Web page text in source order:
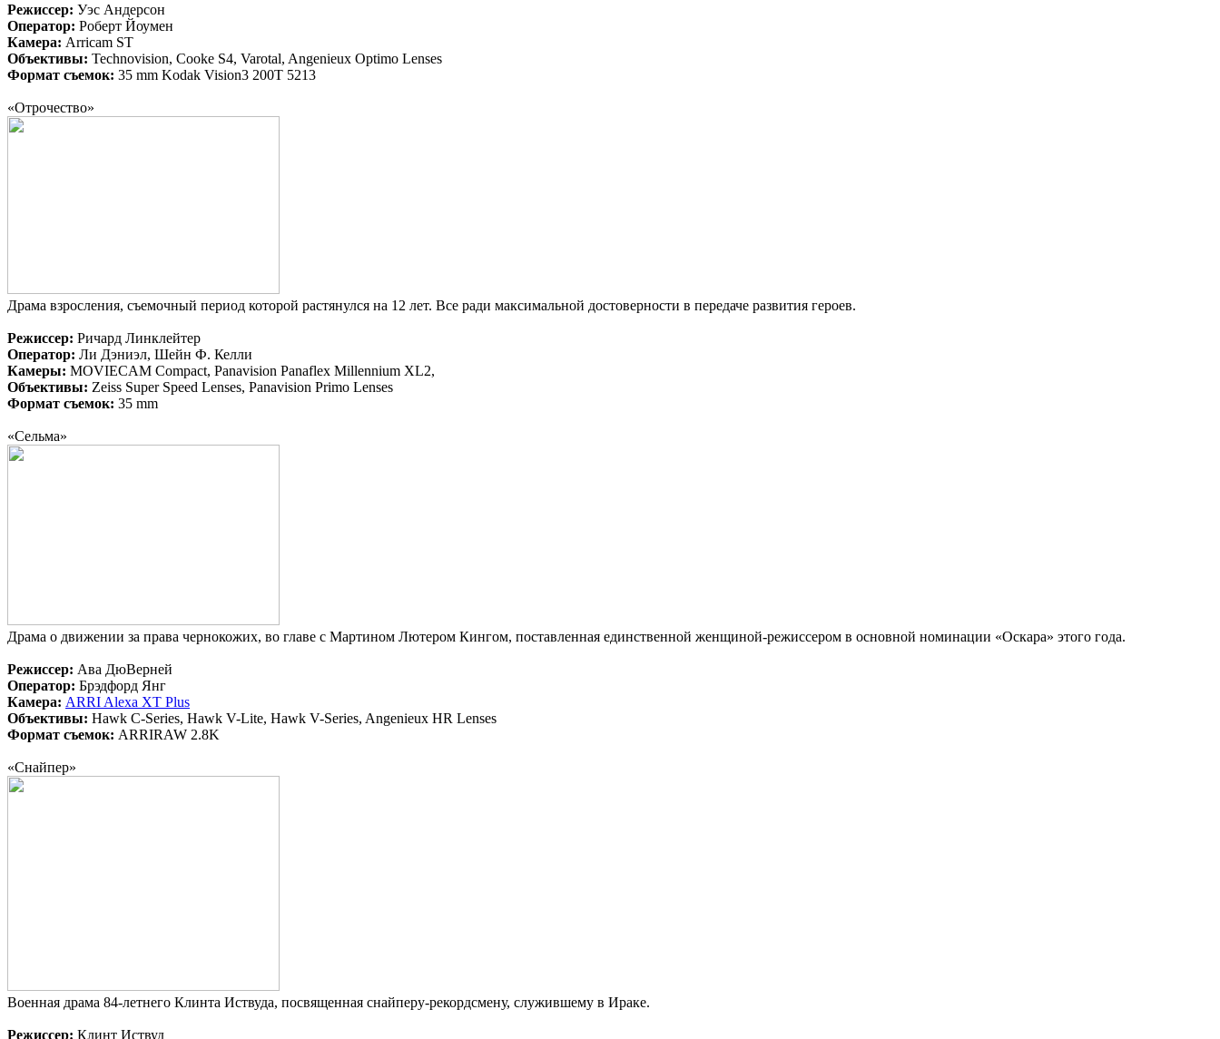
Режиссер: Уэс Андерсон
Оператор: Роберт Йоумен
Камера: Arricam ST
Объективы: Technovision, Cooke S4, Varotal, Angenieux Optimo Lenses
Формат съемок: 35 mm Kodak Vision3 200T 5213
«Отрочество»
Драма взросления, съемочный период которой растянулся на 12 лет. Все ради максимальной достоверности в передаче развития героев.
Режиссер: Ричард Линклейтер
Оператор: Ли Дэниэл, Шейн Ф. Келли
Камеры: MOVIECAM Compact, Panavision Panaflex Millennium XL2,
Объективы: Zeiss Super Speed Lenses, Panavision Primo Lenses
Формат съемок: 35 mm
«Сельма»
Драма о движении за права чернокожих, во главе с Мартином Лютером Кингом, поставленная единственной женщиной-режиссером в основной номинации «Оскара» этого года.
Режиссер: Ава ДюВерней
Оператор: Брэдфорд Янг
Камера: ARRI Alexa XT Plus
Объективы: Hawk C-Series, Hawk V-Lite, Hawk V-Series, Angenieux HR Lenses
Формат съемок: ARRIRAW 2.8K
«Снайпер»
Военная драма 84-летнего Клинта Иствуда, посвященная снайперу-рекордсмену, служившему в Ираке.
Режиссер: Клинт Иствуд